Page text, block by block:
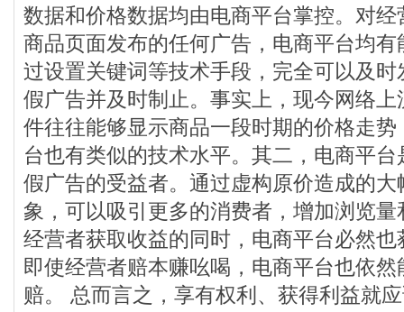
数据和价格数据均由电商平台掌控。对经
商品页面发布的任何广告，电商平台均有
过设置关键词等技术手段，完全可以及时
假广告并及时制止。事实上，现今网络上
件往往能够显示商品一段时期的价格走势
台也有类似的技术水平。其二，电商平台
假广告的受益者。通过虚构原价造成的大
象，可以吸引更多的消费者，增加浏览量
经营者获取收益的同时，电商平台必然也
即使经营者赔本赚吆喝，电商平台也依然
赔。 总而言之，享有权利、获得利益就